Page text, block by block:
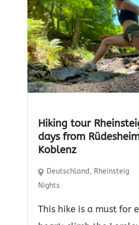
Hiking tour
days from
Koblenz
Deutschland, Rheinsteig
Nights
This hike is a must for